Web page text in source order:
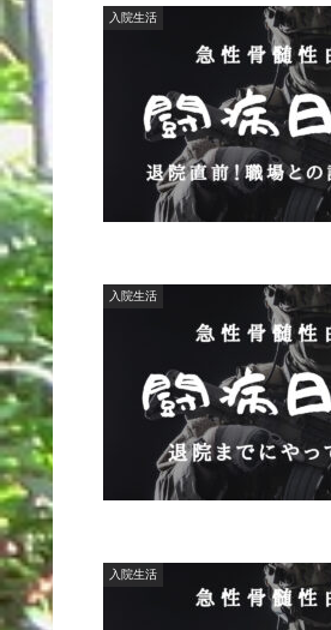
入院生活
入院生活
入院生活